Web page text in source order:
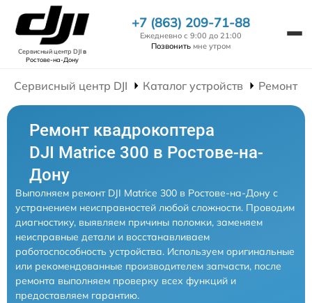
Сервисный центр DJIв
Ростове-на-Дону
+7 (863) 209-71-88
Ежедневно с 9:00 до 21:00
Позвонить мне утром
Сервисный центр DJI Каталог устройств Ремонт
Ремонт квадрокоптера
DJI Matrice 300 в Ростове-на-
Дону
Выполняем ремонт DJI Matrice 300 в Ростове-на-Дону с
устранением неисправностей любой сложности. Проводим
диагностику, выявляем причины поломки, заменяем
неисправные детали и восстанавливаем
работоспособность устройства. Используем оригинальные
или рекомендованные производителем запчасти, после
ремонта выполняем проверку всех функций и
предоставляем гарантию.